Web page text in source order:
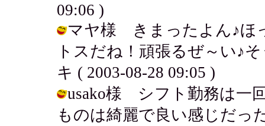
09:06 )
マヤ様 きまったよん♪ほ
トスだね！頑張るぜ～い♪
キ ( 2003-08-28 09:05 )
usako様 シフト勤務は一
ものは綺麗で良い感じだっ